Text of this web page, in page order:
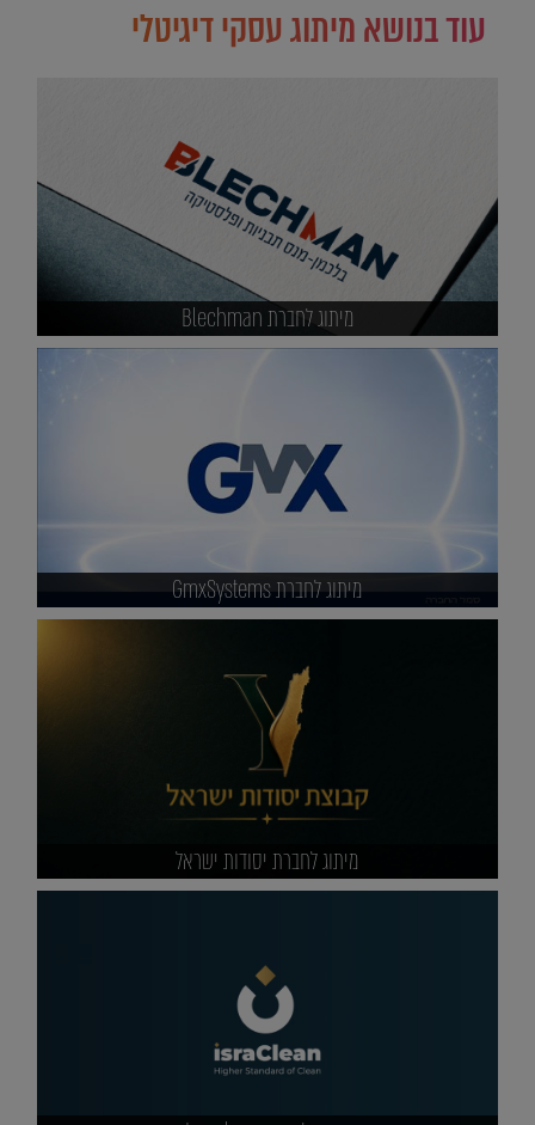
עוד בנושא מיתוג עסקי דיגיטלי
מיתוג לחברת Blechman
מיתוג לחברת GmxSystems
מיתוג לחברת יסודות ישראל